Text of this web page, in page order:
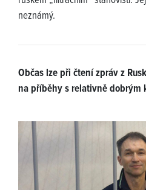
neznámý.
Občas lze při čtení zpráv z
na příběhy s relativně dobrým